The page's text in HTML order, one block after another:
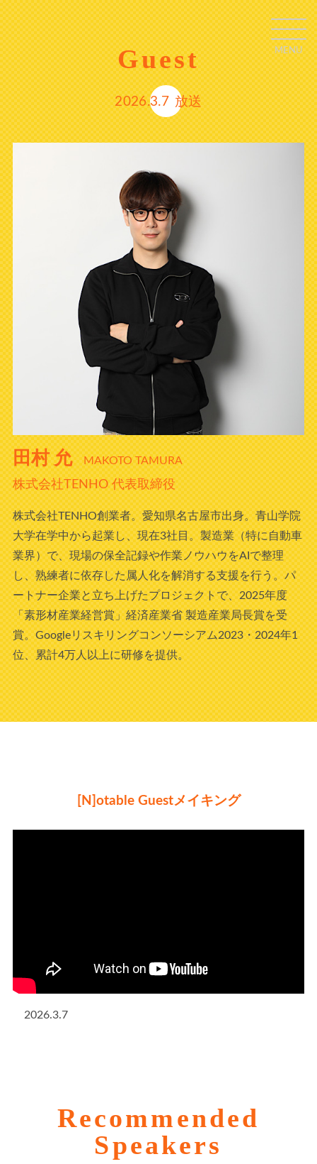
C
L
O
S
E
MENU
Guest
2026.3.7 放送
田村 允 MAKOTO TAMURA
株式会社TENHO 代表取締役
株式会社TENHO創業者。愛知県名古屋市出身。青山学院
大学在学中から起業し、現在3社目。製造業（特に自動車
業界）で、現場の保全記録や作業ノウハウをAIで整理
し、熟練者に依存した属人化を解消する支援を行う。パ
ートナー企業と立ち上げたプロジェクトで、2025年度
「素形材産業経営賞」経済産業省 製造産業局長賞を受
賞。Googleリスキリングコンソーシアム2023・2024年1
位、累計4万人以上に研修を提供。
[N]otable Guestメイキング
2026.3.7
Recommended
Speakers